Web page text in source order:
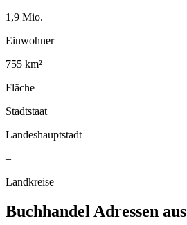
1,9 Mio.
Einwohner
755 km²
Fläche
Stadtstaat
Landeshauptstadt
–
Landkreise
Buchhandel Adressen aus